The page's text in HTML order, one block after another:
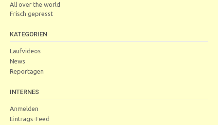
All over the world
Frisch gepresst
KATEGORIEN
Laufvideos
News
Reportagen
INTERNES
Anmelden
Eintrags-Feed